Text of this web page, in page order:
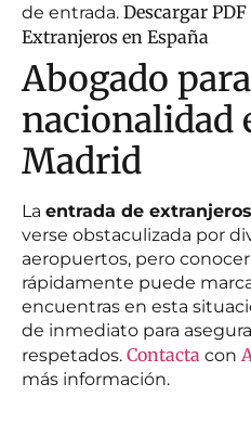
de entrada. Descargar
Extranjeros en España
Abogado para
nacionalidad
Madrid
La entrada de
verse obstaculizada por
aeropuertos, pero
rápidamente puede
encuentras en esta
de inmediato para
respetados. Contacta con
más información.